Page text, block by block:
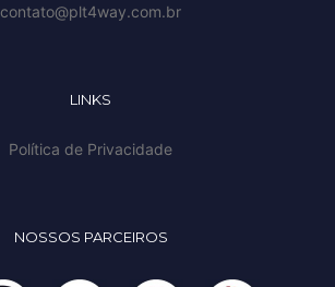
contato@plt4way.com.br
LINKS
Política de Privacidade
NOSSOS PARCEIROS